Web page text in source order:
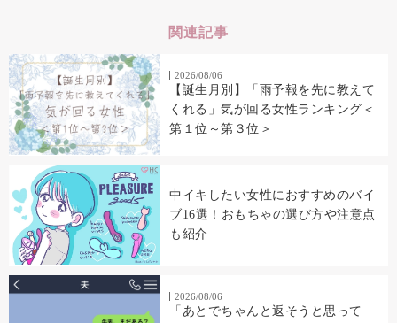
関連記事
2026/08/06
【誕生月別】「雨予報を先に教えて
くれる」気が回る女性ランキング＜
第１位～第３位＞
中イキしたい女性におすすめのバイ
ブ16選！おもちゃの選び方や注意点
も紹介
2026/08/06
「あとでちゃんと返そうと思って